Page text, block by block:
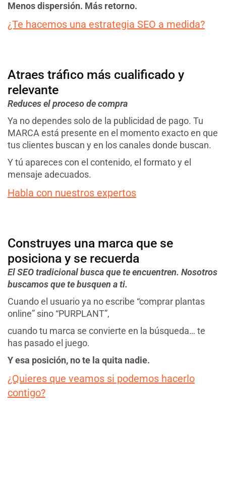
Menos dispersión. Más retorno.
¿Te hacemos una estrategia SEO a medida?
Atraes tráfico más cualificado y
relevante
Reduces el proceso de compra
Ya no dependes solo de la publicidad de pago. Tu
MARCA está presente en el momento exacto en que
tus clientes buscan y en los canales donde buscan.
Y tú apareces con el contenido, el formato y el
mensaje adecuados.
Habla con nuestros expertos
Construyes una marca que se
posiciona y se recuerda
El SEO tradicional busca que te encuentren. Nosotros
buscamos que te busquen a ti.
Cuando el usuario ya no escribe “comprar plantas
online” sino “PURPLANT”,
cuando tu marca se convierte en la búsqueda… te
has pasado el juego.
Y esa posición, no te la quita nadie.
¿Quieres que veamos si podemos hacerlo
contigo?